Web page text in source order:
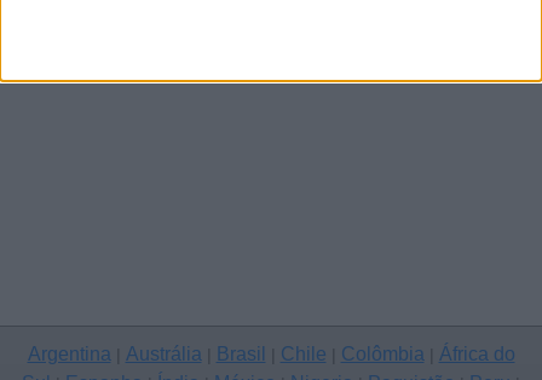
Argentina| Austrália| Brasil Chile Colômbia| África do